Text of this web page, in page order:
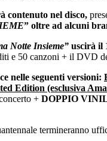
contenuto nel disco,
” oltre ad alcuni
Notte Insieme” uscirà il
e 50 canzoni + il DVD
nelle seguenti versioni:
Edition (esclusiva
+ DOPPIO
termineranno